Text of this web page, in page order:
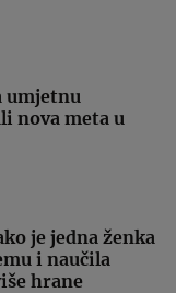
umjetnu
nova meta u
je jedna ženka
i naučila
hrane